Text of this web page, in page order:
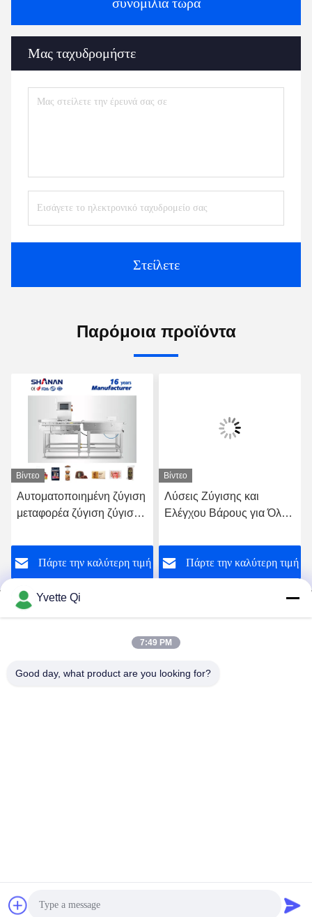
Μας ταχυδρομήστε
Στείλετε
Παρόμοια προϊόντα
Βίντεο
Αυτοματοποιημένη ζύγιση
μεταφορέα ζύγιση ζύγισης
Πάρτε την καλύτερη τιμή
Βίντεο
Λύσεις Ζύγισης και
Ελέγχου Βάρους για Όλες
Ζυγιστικός Μεταφορικός
ΙμάνταςΠάρτε την καλύτερη τιμή
CO.,LTD
Διατηρούνται όλα τα πνευματικά δικαιώματα.
Yvette Qi
7:49 PM
Good day, what product are you looking for?